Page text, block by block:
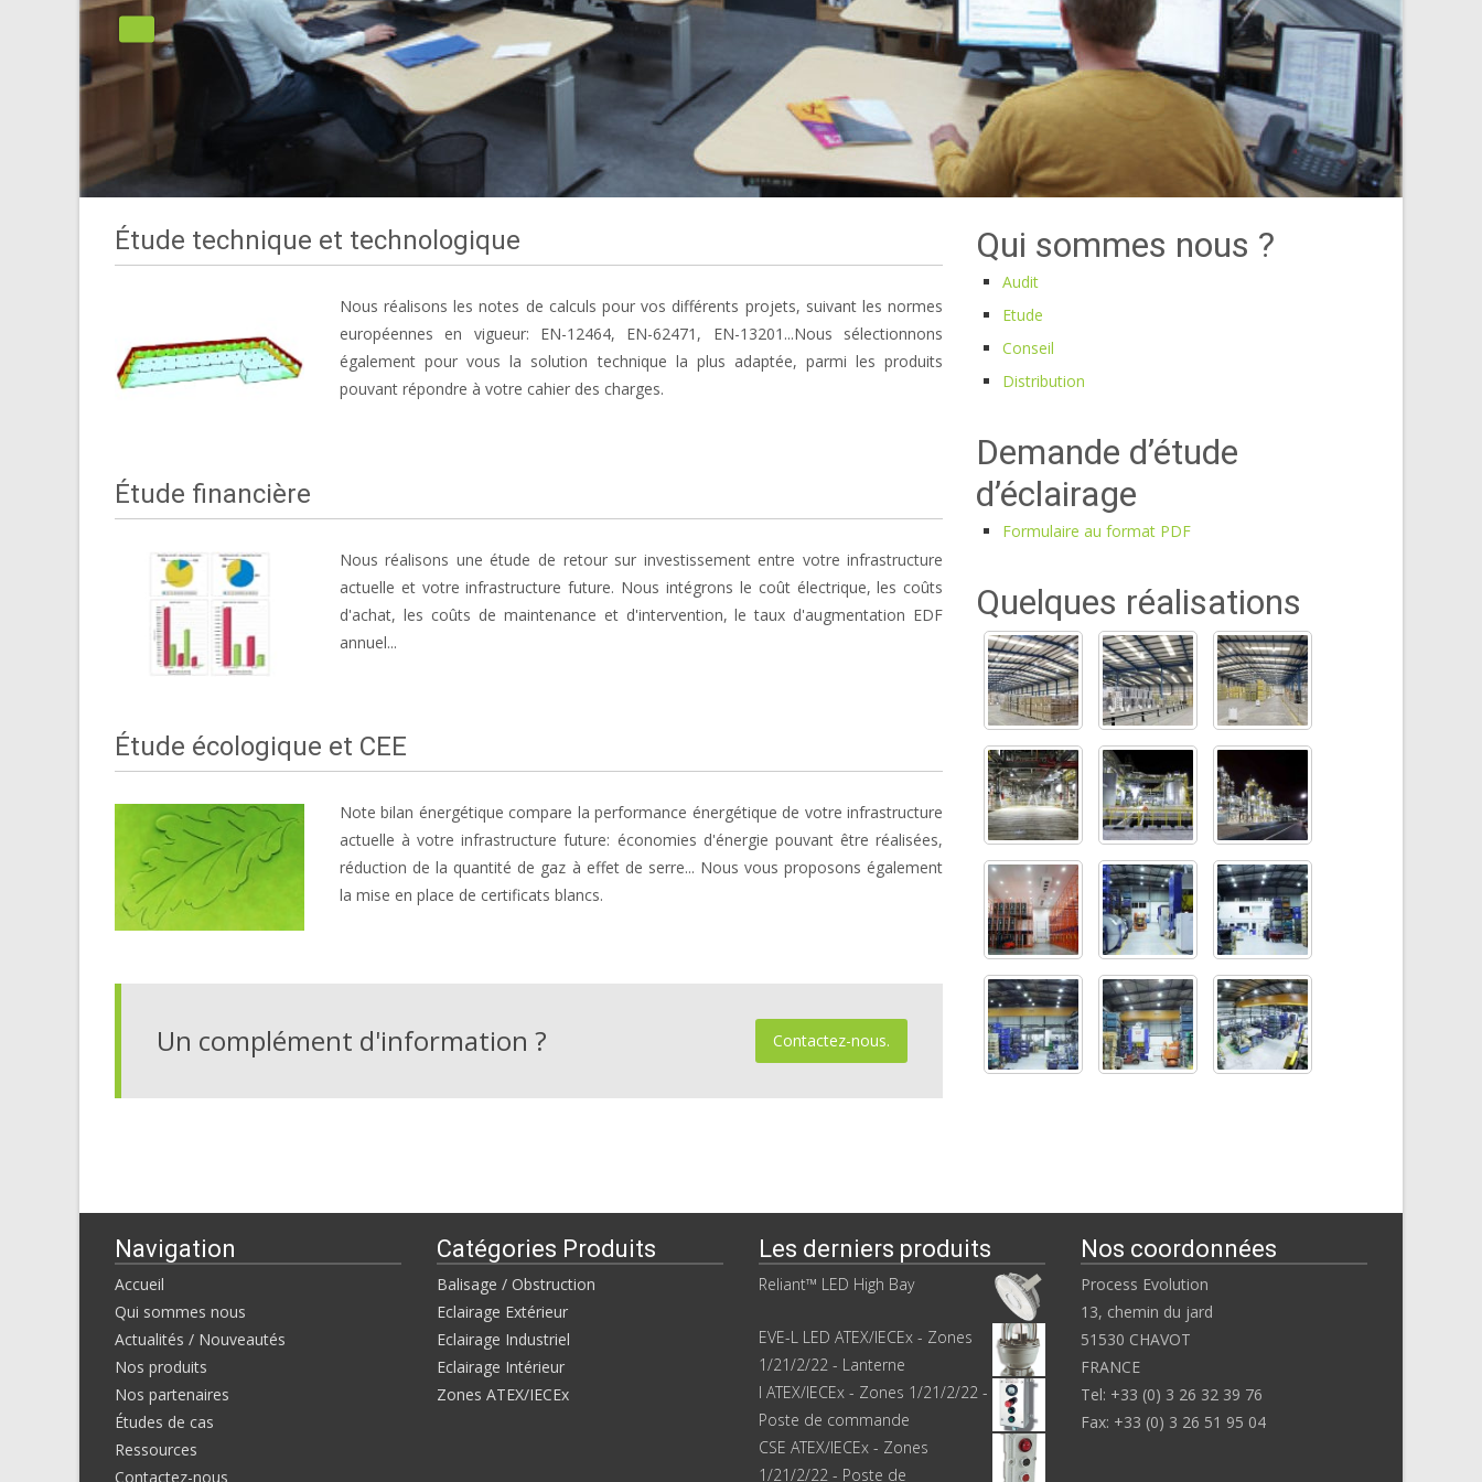
Étude technique et technologique
Nous réalisons les notes de calculs pour vos différents projets, suivant les normes
européennes en vigueur: EN-12464, EN-62471, EN-13201...Nous sélectionnons
également pour vous la solution technique la plus adaptée, parmi les produits
pouvant répondre à votre cahier des charges.
Étude financière
Nous réalisons une étude de retour sur investissement entre votre infrastructure
actuelle et votre infrastructure future. Nous intégrons le coût électrique, les coûts
d'achat, les coûts de maintenance et d'intervention, le taux d'augmentation EDF
annuel...
Étude écologique et CEE
Note bilan énergétique compare la performance énergétique de votre infrastructure
actuelle à votre infrastructure future: économies d'énergie pouvant être réalisées,
réduction de la quantité de gaz à effet de serre... Nous vous proposons également
la mise en place de certificats blancs.
Un complément d'information ? Contactez-nous.
Qui sommes nous ?
Audit
Etude
Conseil
Distribution
Demande d’étude
d’éclairage
Formulaire au format PDF
Quelques réalisations
Navigation
Accueil
Qui sommes nous
Actualités / Nouveautés
Nos produits
Nos partenaires
Études de cas
Ressources
Contactez-nous
Catégories Produits
Balisage / Obstruction
Eclairage Extérieur
Eclairage Industriel
Eclairage Intérieur
Zones ATEX/IECEx
Les derniers produits
Reliant™ LED High Bay
EVE-L LED ATEX/IECEx - Zones
1/21/2/22 - Lanterne
I ATEX/IECEx - Zones 1/21/2/22 -
Poste de commande
CSE ATEX/IECEx - Zones
1/21/2/22 - Poste de
Nos coordonnées
Process Evolution
13, chemin du jard
51530 CHAVOT
FRANCE
Tel: +33 (0) 3 26 32 39 76
Fax: +33 (0) 3 26 51 95 04